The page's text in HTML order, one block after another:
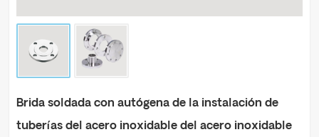
Brida soldada con autógena de la instalación de
tuberías del acero inoxidable del acero inoxidable